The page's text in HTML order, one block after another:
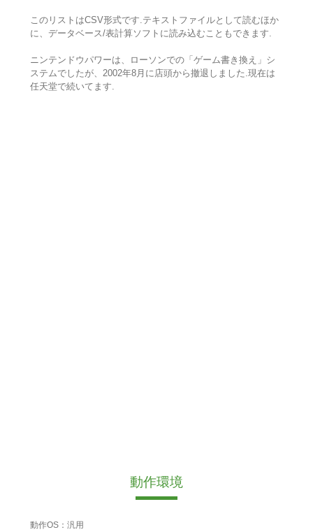
このリストはCSV形式です.テキストファイルとして読むほか
に、データベース/表計算ソフトに読み込むこともできます.
ニンテンドウパワーは、ローソンでの「ゲーム書き換え」シ
ステムでしたが、2002年8月に店頭から撤退しました.現在は
任天堂で続いてます.
動作環境
動作OS：汎用